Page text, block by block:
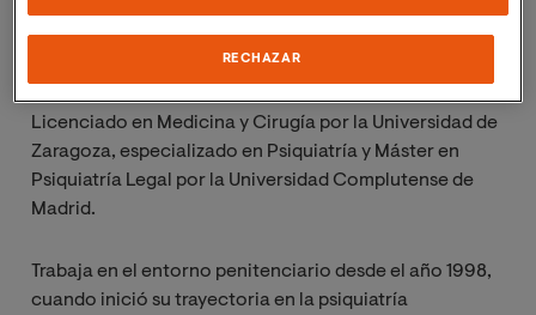
Ponente
Licenciado en Medicina y Cirugía por la Universidad de
Zaragoza, especializado en Psiquiatría y Máster en
Psiquiatría Legal por la Universidad Complutense de
Madrid.
Trabaja en el entorno penitenciario desde el año 1998,
cuando inició su trayectoria en la psiquiatría
RECHAZAR